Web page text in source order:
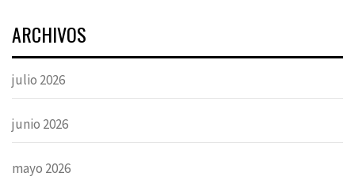
ARCHIVOS
julio 2026
junio 2026
mayo 2026